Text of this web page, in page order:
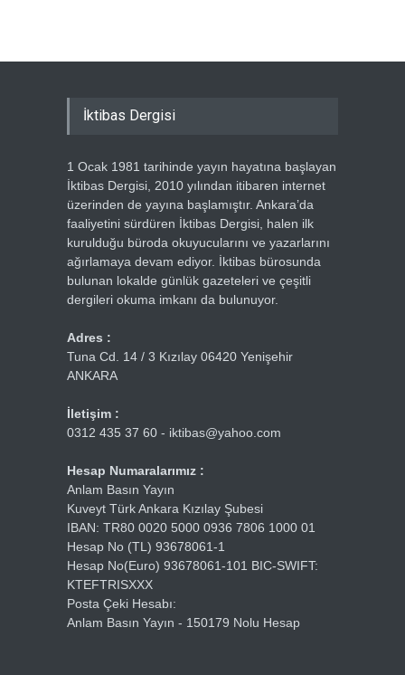
İktibas Dergisi
1 Ocak 1981 tarihinde yayın hayatına başlayan
İktibas Dergisi, 2010 yılından itibaren internet
üzerinden de yayına başlamıştır. Ankara’da
faaliyetini sürdüren İktibas Dergisi, halen ilk
kurulduğu büroda okuyucularını ve yazarlarını
ağırlamaya devam ediyor. İktibas bürosunda
bulunan lokalde günlük gazeteleri ve çeşitli
dergileri okuma imkanı da bulunuyor.
Adres :
Tuna Cd. 14 / 3 Kızılay 06420 Yenişehir
ANKARA
İletişim :
0312 435 37 60 - iktibas@yahoo.com
Hesap Numaralarımız :
Anlam Basın Yayın
Kuveyt Türk Ankara Kızılay Şubesi
IBAN: TR80 0020 5000 0936 7806 1000 01
Hesap No (TL) 93678061-1
Hesap No(Euro) 93678061-101 BIC-SWIFT:
KTEFTRISXXX
Posta Çeki Hesabı:
Anlam Basın Yayın - 150179 Nolu Hesap